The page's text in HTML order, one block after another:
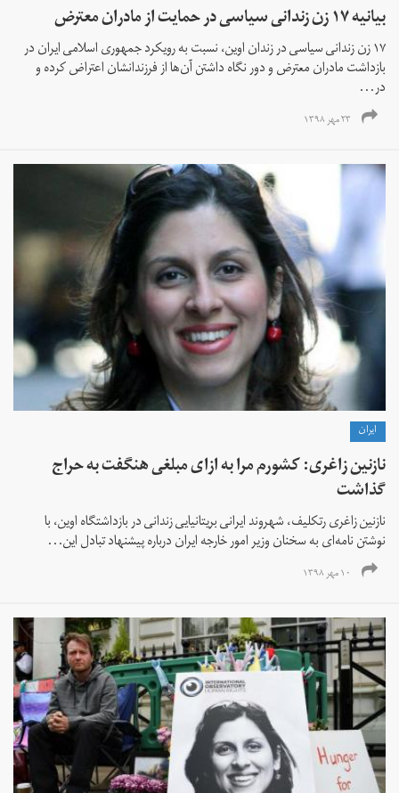
بیانیه ۱۷ زن زندانی سیاسی در حمایت از مادران معترض
۱۷ زن زندانی سیاسی در زندان اوین، نسبت به رویکرد جمهوری اسلامی ایران در
بازداشت مادران معترض و دور نگاه داشتن آن‌ها از فرزندانشان اعتراض کرده‌ و
در...
۲۳ مهر ۱۳۹۸
ايران
نازنین زاغری:‌ کشورم مرا به ازای مبلغی هنگفت به حراج
گذاشت
نازنین زاغری رتکلیف،‌ شهروند ایرانی بریتانیایی زندانی در بازداشتگاه اوین، با
نوشتن نامه‌ای به سخنان وزیر امور خارجه ایران درباره پیشنهاد تبادل این...
۱۰ مهر ۱۳۹۸